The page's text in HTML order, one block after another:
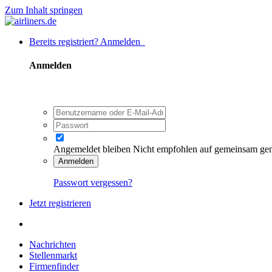
Zum Inhalt springen
Bereits registriert? Anmelden
Anmelden
Angemeldet bleiben Nicht empfohlen auf gemeinsam
Anmelden
Passwort vergessen?
Jetzt registrieren
Nachrichten
Stellenmarkt
Firmenfinder